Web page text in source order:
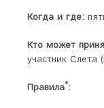
Когда и где:
Кто может
участник Слета
Правила*: